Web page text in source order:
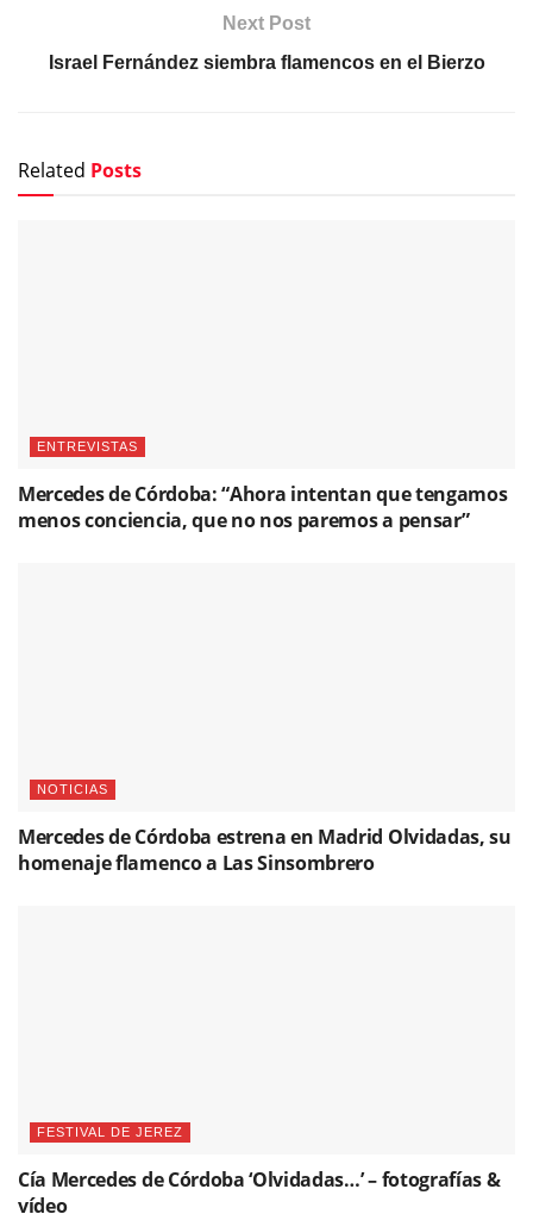
Next Post
Israel Fernández siembra flamencos en el Bierzo
Related Posts
ENTREVISTAS
Mercedes de Córdoba: “Ahora intentan que tengamos
menos conciencia, que no nos paremos a pensar”
NOTICIAS
Mercedes de Córdoba estrena en Madrid Olvidadas, su
homenaje flamenco a Las Sinsombrero
FESTIVAL DE JEREZ
Cía Mercedes de Córdoba ‘Olvidadas…’ – fotografías &
vídeo